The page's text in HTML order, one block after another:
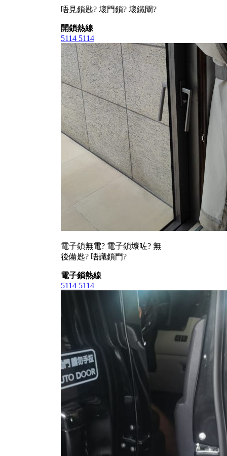
唔見鎖匙? 壞門鎖? 壞鐵閘?
開鎖熱線
5114 5114
電子鎖無電? 電子鎖壞咗? 無
後備匙? 唔識鎖門?
電子鎖熱線
5114 5114